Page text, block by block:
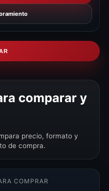
comparar y
precio, formato y
de compra.
COMPRAR